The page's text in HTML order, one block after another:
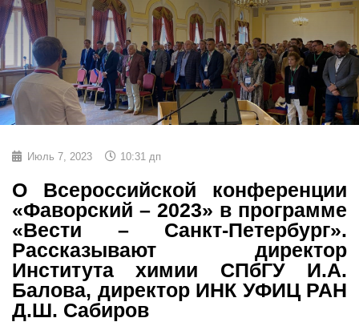
Июль 7, 2023 10:31 дп
О Всероссийской конференции
«Фаворский – 2023» в программе
«Вести – Санкт-Петербург».
Рассказывают директор
Института химии СПбГУ И.А.
Балова, директор ИНК УФИЦ РАН
Д.Ш. Сабиров